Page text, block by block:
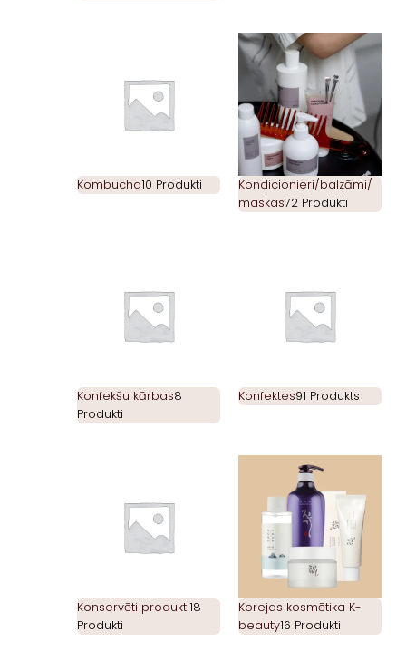
Kombucha10 Produkti
Kondicionieri/balzāmi/
maskas72 Produkti
Konfekšu kārbas8
Produkti
Konfektes91 Produkts
Konservēti produkti18
Produkti
Korejas kosmētika K-
beauty16 Produkti